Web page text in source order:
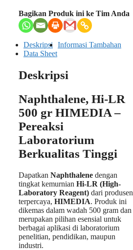
Bagikan Produk ini ke Tim Anda
Deskripsi Informasi Tambahan
Data Sheet
Deskripsi
Naphthalene, Hi-LR
500 gr HIMEDIA –
Pereaksi
Laboratorium
Berkualitas Tinggi
Dapatkan Naphthalene dengan
tingkat kemurnian Hi-LR (High-
Laboratory Reagent) dari produsen
terpercaya, HIMEDIA. Produk ini
dikemas dalam wadah 500 gram dan
merupakan pilihan esensial untuk
berbagai aplikasi di laboratorium
penelitian, pendidikan, maupun
industri.